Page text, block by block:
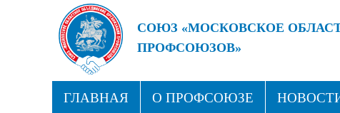
СОЮЗ «МОСКОВСКОЕ
ПРОФСОЮЗОВ»
ГЛАВНАЯ О ПРОФСОЮЗЕ